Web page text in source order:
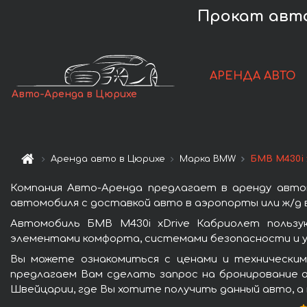
Прокат
Авто-Аренда в Цюрихе
АРЕНДА АВТО
Аренда авто в Цюрихе Марка BMW БМВ M430i
Компания Авто-Аренда предлагает в аренду
автомобиля с доставкой авто в аэропорты или ж/д
Автомобиль БМВ M430i xDrive Кабриолет
элементами комфорта, системами безопасности и
Вы можете ознакомиться с ценами и
предлагаем Вам сделать запрос на
Швейцарии, где Вы хотите получить данный авто,